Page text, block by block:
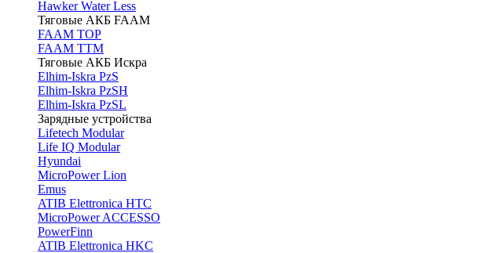
Hawker Water Less
Тяговые АКБ FAAM
FAAM TOP
FAAM TTM
Тяговые АКБ Искра
Elhim-Iskra PzS
Elhim-Iskra PzSH
Elhim-Iskra PzSL
Зарядные устройства
Lifetech Modular
Life IQ Modular
Hyundai
MicroPower Lion
Emus
ATIB Elettronica HTC
MicroPower ACCESSO
PowerFinn
ATIB Elettronica HKC